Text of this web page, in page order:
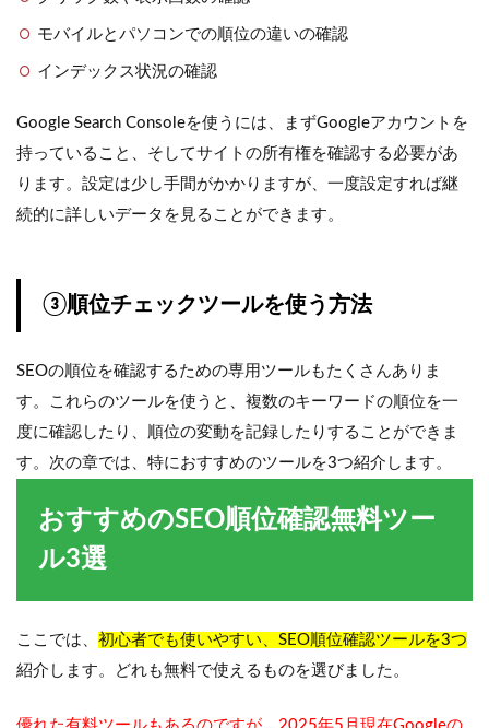
モバイルとパソコンでの順位の違いの確認
インデックス状況の確認
Google Search Consoleを使うには、まずGoogleアカウントを
持っていること、そしてサイトの所有権を確認する必要があ
ります。設定は少し手間がかかりますが、一度設定すれば継
続的に詳しいデータを見ることができます。
③順位チェックツールを使う方法
SEOの順位を確認するための専用ツールもたくさんありま
す。これらのツールを使うと、複数のキーワードの順位を一
度に確認したり、順位の変動を記録したりすることができま
す。次の章では、特におすすめのツールを3つ紹介します。
おすすめのSEO順位確認無料ツー
ル3選
ここでは、 初心者でも使いやすい、SEO順位確認ツールを3つ
紹介します。どれも無料で使えるものを選びました。